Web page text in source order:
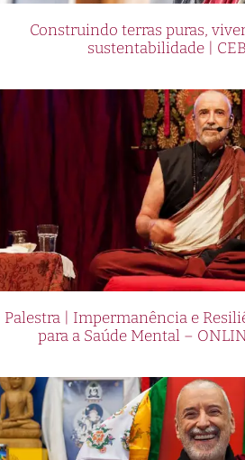
Construindo terras puras,
sustentabilidade |
Palestra | Impermanência e
para a Saúde Mental –